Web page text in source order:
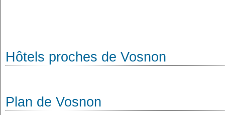
Hôtels proches de Vosnon
Plan de Vosnon